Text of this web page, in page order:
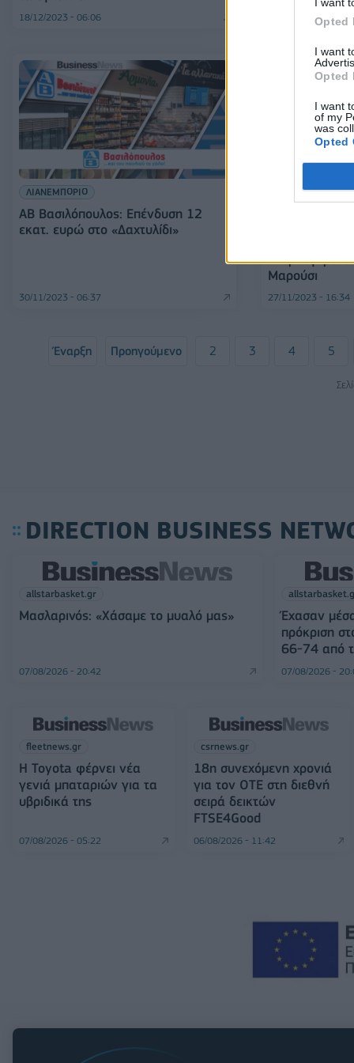
Opted
I want
Opted
I want
of my
was
Opted
18/12/2023 - 06:06 11/12/2023 - 16:20
ΛΙΑΝΕΜΠΟΡΙΟ
ΑΒ Βασιλόπουλος: Επένδυση 12
εκατ. ευρώ στο «Δαχτυλίδι»
30/11/2023 - 06:37
Μαρούσι
27/11/2023 - 16:34
Έναρξη Προηγούμενο 2 3 4 5
DIRECTION BUSINESS
allstarbasket.gr
Μασλαρινός: «Χάσαμε το μυαλό μας»
07/08/2026 - 20:42
Έχασαν
πρόκριση
66-74 από
07/08/2026 -
fleetnews.gr
Η Toyota φέρνει νέα
γενιά μπαταριών για τα
υβριδικά της
07/08/2026 - 05:22
csrnews.gr
18η συνεχόμενη χρονιά
για τον ΟΤΕ στη διεθνή
σειρά δεικτών
FTSE4Good
06/08/2026 - 11:42